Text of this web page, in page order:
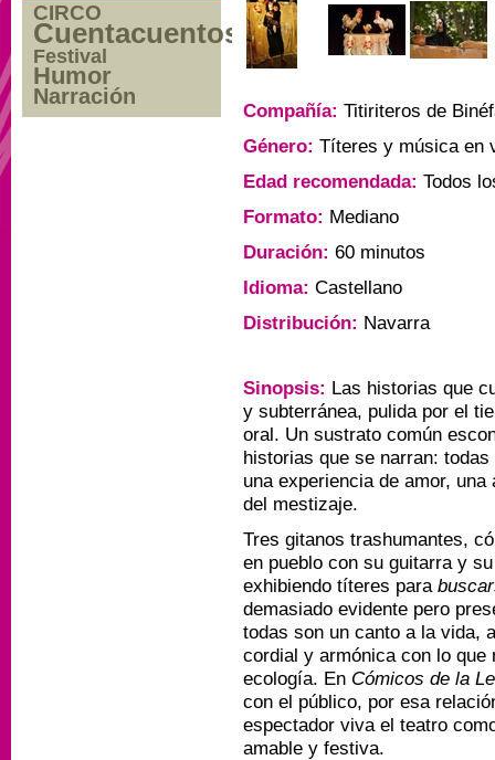
CIRCO
Cuentacuentos
Festival
Humor
Narración
Compañía: Titiriteros de
Género: Títeres y música en
Edad recomendada: Todos
Formato: Mediano
Duración: 60 minutos
Idioma: Castellano
Distribución: Navarra
Sinopsis: Las historias que
y subterránea, pulida por el
oral. Un sustrato común
historias que se narran: todas
una experiencia de amor,
del mestizaje.
Tres gitanos trashumantes,
en pueblo con su guitarra y
exhibiendo títeres para
demasiado evidente pero
todas son un canto a la vida,
cordial y armónica con lo que
ecología. En Cómicos de la
con el público, por esa
espectador viva el teatro
amable y festiva.